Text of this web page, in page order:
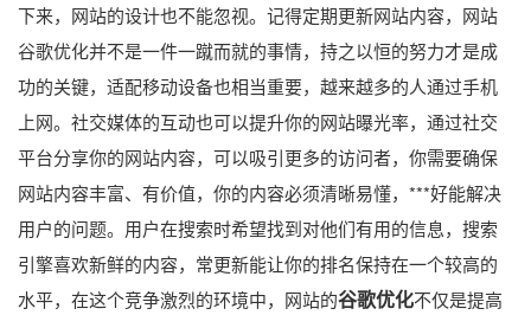
下来，网站的设计也不能忽视。记得定期更新网站内容，网站
谷歌优化并不是一件一蹴而就的事情，持之以恒的努力才是成
功的关键，适配移动设备也相当重要，越来越多的人通过手机
上网。社交媒体的互动也可以提升你的网站曝光率，通过社交
平台分享你的网站内容，可以吸引更多的访问者，你需要确保
网站内容丰富、有价值，你的内容必须清晰易懂，***好能解决
用户的问题。用户在搜索时希望找到对他们有用的信息，搜索
引擎喜欢新鲜的内容，常更新能让你的排名保持在一个较高的
水平，在这个竞争激烈的环境中，网站的谷歌优化不仅是提高